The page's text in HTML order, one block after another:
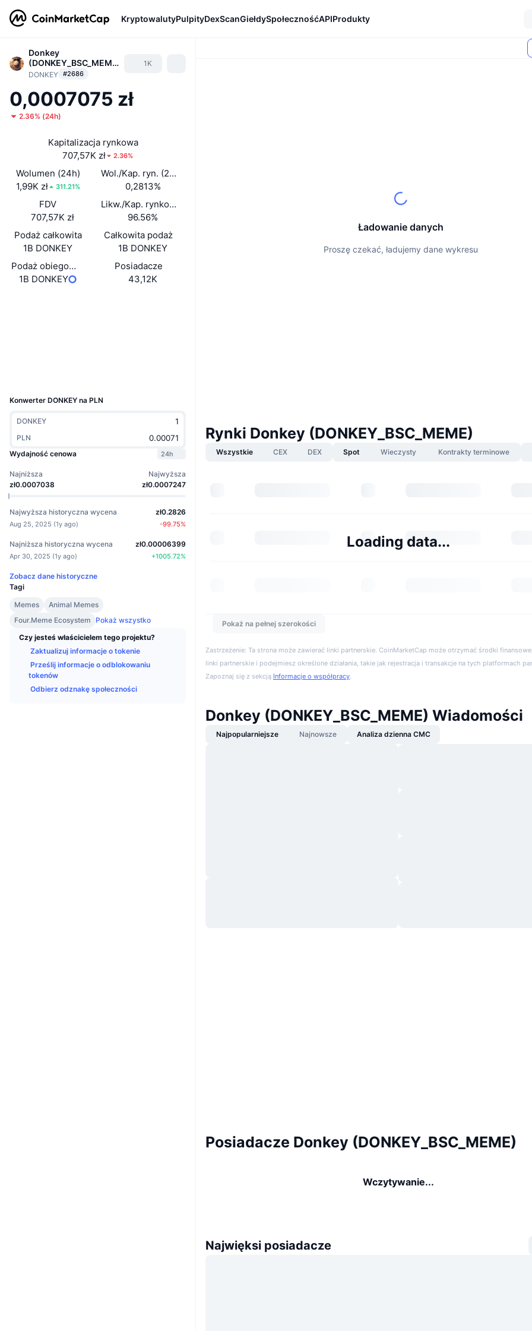
KryptowalutyPulpityDexScanGiełdySpołecznośćAPIProdukty
Donkey
(DONKEY_BSC_MEME
)
DONKEY #2686
1K
0,0007075 zł
2.36% (24h)
Kapitalizacja rynkowa
707,57K zł
2.36%
Wolumen (24h)
1,99K zł
311.21%
Wol./Kap. ryn. (24 h)
0,2813%
FDV
707,57K zł
Likw./Kap. rynkowa
96.56%
Podaż całkowita
1B DONKEY
Całkowita podaż
1B DONKEY
Podaż obiegowa
1B DONKEY
Posiadacze
43,12K
Konwerter DONKEY na PLN
DONKEY
PLN
Wydajność cenowa
24h
Najniższa
zł0.0007038
Najwyższa
zł0.0007247
Najwyższa historyczna wycena
Aug 25, 2025 (1y ago)
zł0.2826
-99.75%
Najniższa historyczna wycena
Apr 30, 2025 (1y ago)
zł0.00006399
+1005.72%
Zobacz dane historyczne
Tagi
Memes
Animal Memes
Four.Meme Ecosystem
Pokaż wszystko
Czy jesteś właścicielem tego projektu?
Zaktualizuj informacje o tokenie
Prześlij informacje o odblokowaniu
tokenów
Odbierz odznakę społeczności
Ładowanie danych
Proszę czekać, ładujemy dane wykresu
Rynki Donkey (DONKEY_BSC_MEME)
Wszystkie CEX DEX Spot Wieczysty Kontrakty terminowe
Loading data...
Pokaż na pełnej szerokości
Zastrzeżenie: Ta strona może zawierać linki partnerskie. CoinMarketCap może otrzymać środki
linki partnerskie i podejmiesz określone działania, takie jak rejestracja i transakcje na tych platformach
Zapoznaj się z sekcją Informacje o współpracy.
Donkey (DONKEY_BSC_MEME) Wiadomości
Najpopularniejsze Najnowsze Analiza dzienna CMC
Posiadacze Donkey (DONKEY_BSC_MEME)
Wczytywanie...
Najwięksi posiadacze